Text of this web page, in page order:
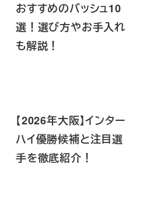
おすすめのバッシュ10
選！選び方やお手入れ
も解説！
【2026年大阪】インター
ハイ優勝候補と注目選
手を徹底紹介！